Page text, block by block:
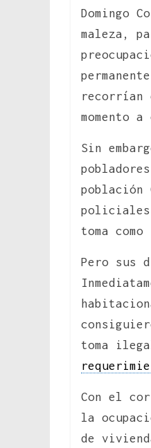
Domingo
maleza,
recorrían
momento
Sin
población
policiales
toma como
Pero sus
toma
Con el
la
de